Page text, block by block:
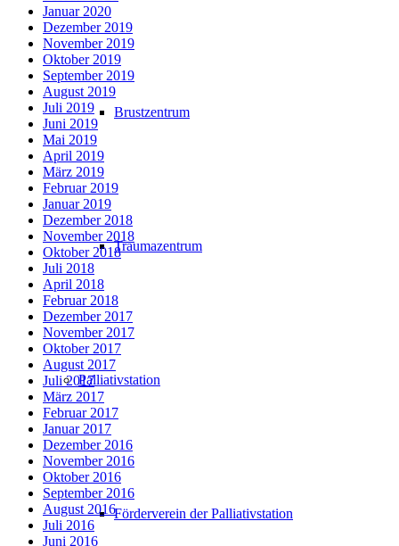
Brustzentrum
Traumazentrum
Palliativstation
Förderverein der Palliativstation
Januar 2020
Dezember 2019
November 2019
Oktober 2019
September 2019
August 2019
Juli 2019
Juni 2019
Mai 2019
April 2019
März 2019
Februar 2019
Januar 2019
Dezember 2018
November 2018
Oktober 2018
Juli 2018
April 2018
Februar 2018
Dezember 2017
November 2017
Oktober 2017
August 2017
Juli 2017
März 2017
Februar 2017
Januar 2017
Dezember 2016
November 2016
Oktober 2016
September 2016
August 2016
Juli 2016
Juni 2016